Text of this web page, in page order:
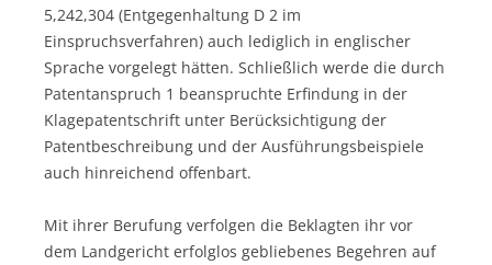
5,242,304 (Entgegenhaltung D 2 im
Einspruchsverfahren) auch lediglich in englischer
Sprache vorgelegt hätten. Schließlich werde die durch
Patentanspruch 1 beanspruchte Erfindung in der
Klagepatentschrift unter Berücksichtigung der
Patentbeschreibung und der Ausführungsbeispiele
auch hinreichend offenbart.
Mit ihrer Berufung verfolgen die Beklagten ihr vor
dem Landgericht erfolglos gebliebenes Begehren auf